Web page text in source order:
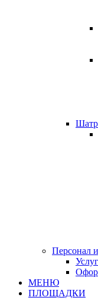
Персонал
МЕНЮ
ПЛОЩАДКИ